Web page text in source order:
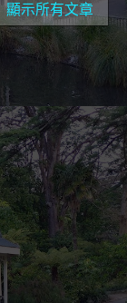
顯示所有文章